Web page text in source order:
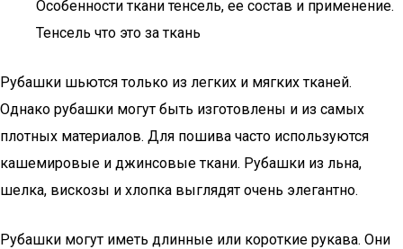
Особенности ткани тенсель, ее состав и применение.
Тенсель что это за ткань
Рубашки шьются только из легких и мягких тканей.
Однако рубашки могут быть изготовлены и из самых
плотных материалов. Для пошива часто используются
кашемировые и джинсовые ткани. Рубашки из льна,
шелка, вискозы и хлопка выглядят очень элегантно.
Рубашки могут иметь длинные или короткие рукава. Они